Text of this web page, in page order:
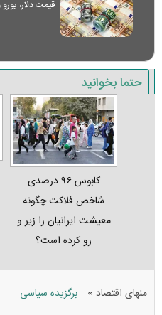
قیمت دلار،
حتما بخوانید
کابوس ۹۶ درصدی
شاخص فلاکت چگونه
معیشت ایرانیان را زیر و
رو کرده است؟
منهای اقتصاد » برگزیده سیاسی